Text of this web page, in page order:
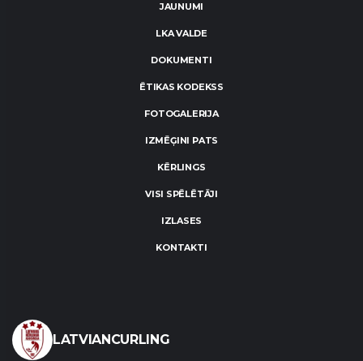
JAUNUMI
LKA VALDE
DOKUMENTI
ĒTIKAS KODEKSS
FOTOGALERIJA
IZMĒĢINI PATS
KĒRLINGS
VISI SPĒLĒTĀJI
IZLASES
KONTAKTI
LATVIANCURLING